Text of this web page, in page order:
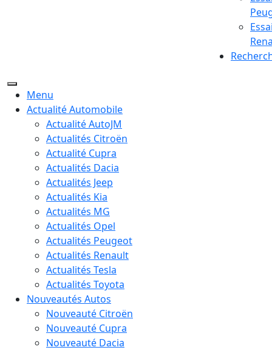
Menu
Actualité Automobile
Actualité AutoJM
Actualités Citroën
Actualité Cupra
Actualités Dacia
Actualités Jeep
Actualités Kia
Actualités MG
Actualités Opel
Actualités Peugeot
Actualités Renault
Actualités Tesla
Actualités Toyota
Nouveautés Autos
Nouveauté Citroën
Nouveauté Cupra
Nouveauté Dacia